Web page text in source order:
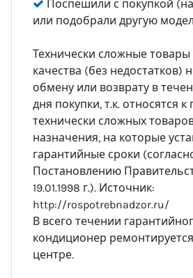
Поспешили с покупкой
или подобрали другую
Технически сложные
качества (без недостатков)
обмену или возврату в
дня покупки, т.к. относятся к
технически сложных
назначения, на которые
гарантийные сроки
Постановлению
19.01.1998 г.). Источник:
http://rospotrebnadzor.ru/
В всего течении
кондиционер
центре.